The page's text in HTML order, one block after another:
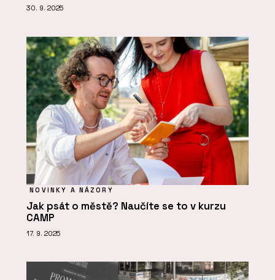
30. 9. 2025
NOVINKY A NÁZORY
Jak psát o městě? Naučíte se to v kurzu
CAMP
17. 9. 2025